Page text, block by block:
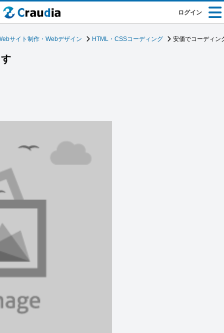
ログイン
サイト制作・Webデザイン HTML・CSSコーディング 安価でコーディン